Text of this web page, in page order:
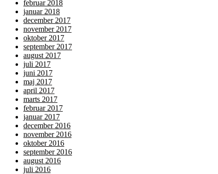
februar 2018
januar 2018
december 2017
november 2017
oktober 2017
september 2017
august 2017
juli 2017
juni 2017
maj 2017
april 2017
marts 2017
februar 2017
januar 2017
december 2016
november 2016
oktober 2016
september 2016
august 2016
juli 2016